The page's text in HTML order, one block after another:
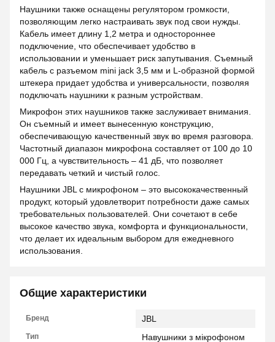
Наушники также оснащены регулятором громкости,
позволяющим легко настраивать звук под свои нужды.
Кабель имеет длину 1,2 метра и одностороннее
подключение, что обеспечивает удобство в
использовании и уменьшает риск запутывания. Съемный
кабель с разъемом mini jack 3,5 мм и L-образной формой
штекера придает удобства и универсальности, позволяя
подключать наушники к разным устройствам.
Микрофон этих наушников также заслуживает внимания.
Он съемный и имеет вынесенную конструкцию,
обеспечивающую качественный звук во время разговора.
Частотный диапазон микрофона составляет от 100 до 10
000 Гц, а чувствительность – 41 дБ, что позволяет
передавать четкий и чистый голос.
Наушники JBL с микрофоном – это высококачественный
продукт, который удовлетворит потребности даже самых
требовательных пользователей. Они сочетают в себе
высокое качество звука, комфорта и функциональности,
что делает их идеальным выбором для ежедневного
использования.
Общие характеристики
Бренд JBL
Тип Навушники з мікрофоном